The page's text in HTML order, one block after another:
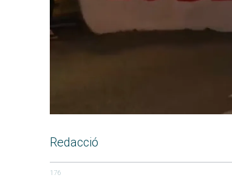
Redacció
176